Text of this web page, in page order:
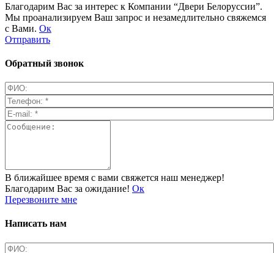
Благодарим Вас за интерес к Компании “Двери Белоруссии”.
Мы проанализируем Ваш запрос и незамедлительно свяжемся
с Вами. Ок
Отправить
Обратный звонок
В ближайшее время с вами свяжется наш менеджер!
Благодарим Вас за ожидание! Ок
Перезвоните мне
Написать нам